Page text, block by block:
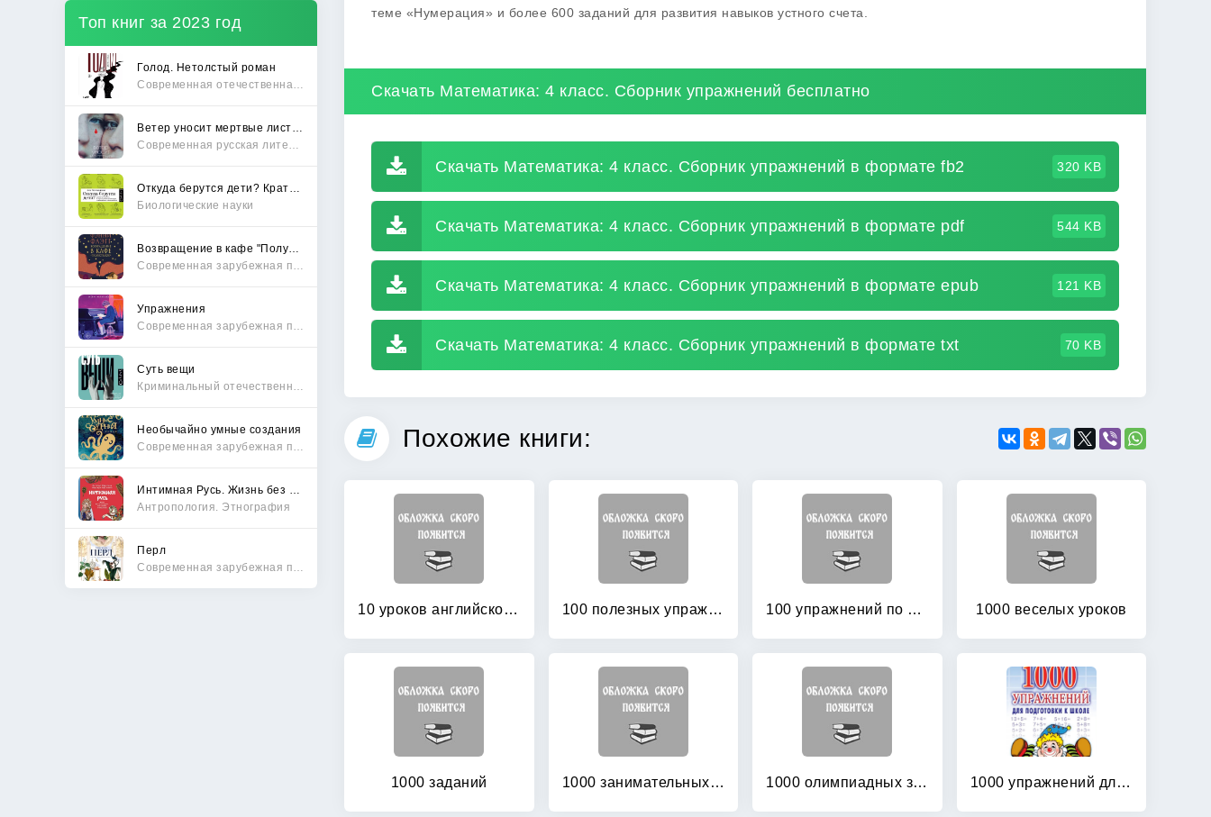
Топ книг за 2023 год
Голод. Нетолстый роман
Биологические науки
Упражнения
Суть вещи
Необычайно умные создания
Антропология. Этнография
Перл
теме «Нумерация» и более 600 заданий для развития навыков устного счета.
Скачать Математика: 4 класс. Сборник упражнений бесплатно
Скачать Математика: 4 класс. Сборник упражнений в формате fb2 320 KB
Скачать Математика: 4 класс. Сборник упражнений в формате pdf 544 KB
Скачать Математика: 4 класс. Сборник упражнений в формате epub 121 KB
Скачать Математика: 4 класс. Сборник упражнений в формате txt 70 KB
Похожие книги:
10 уроков английского языка для младших школьников 100 полезных упражнений 100 упражнений по системе Монтессори для подготовки ребенка к чтению и письму + отрывной алфавит для изготовления своего материала Монтессори! Для детей 2-6 лет 1000 веселых уроков
1000 заданий 1000 занимательных задач 1000 олимпиадных заданий по математике в начальной школе 1000 упражнений для подготовки к школе